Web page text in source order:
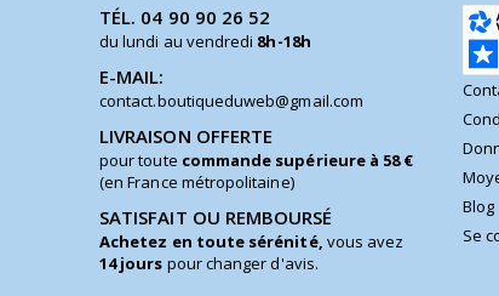
TÉL. 04 90 90 26 52
du lundi au vendredi 8h-18h
E-MAIL:
contact.boutiqueduweb@gmail.com
LIVRAISON OFFERTE
pour toute commande supérieure à 58 €
(en France métropolitaine)
SATISFAIT OU REMBOURSÉ
Achetez en toute sérénité, vous avez
14 jours pour changer d'avis.
Blog
Se